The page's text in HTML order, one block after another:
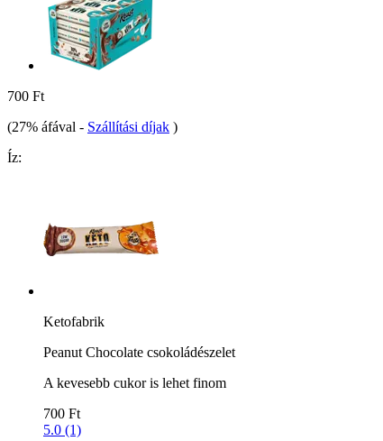
700 Ft
(27% áfával - Szállítási díjak )
Íz:
Ketofabrik
Peanut Chocolate csokoládészelet
A kevesebb cukor is lehet finom
700 Ft
5.0 (1)